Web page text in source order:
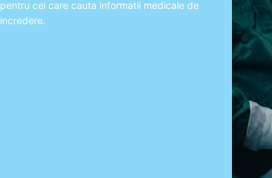
pentru cei care cauta informatii medicale de
incredere.